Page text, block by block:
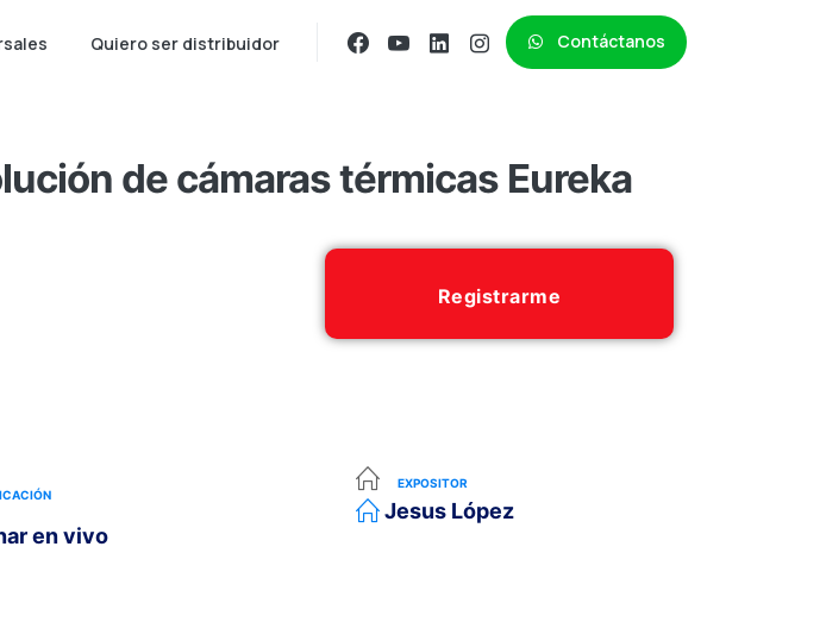
Quiero ser distribuidor Contáctanos
de cámaras térmicas Eureka
Registrarme
en vivo
EXPOSITOR
Jesus López